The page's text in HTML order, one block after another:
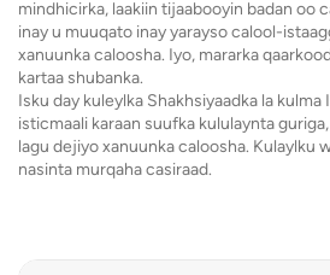
mindhicirka, laakiin tijaabooyin badan oo
inay u muuqato inay yarayso calool-
xanuunka caloosha. Iyo, mararka
kartaa shubanka.
Isku day kuleylka Shakhsiyaadka la
isticmaali karaan suufka kululaynta
lagu dejiyo xanuunka caloosha. Kulaylku
nasinta murqaha casiraad.